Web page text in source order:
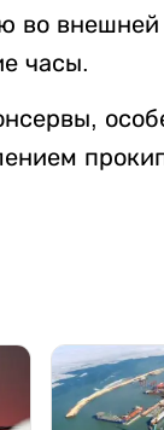
во
часы.